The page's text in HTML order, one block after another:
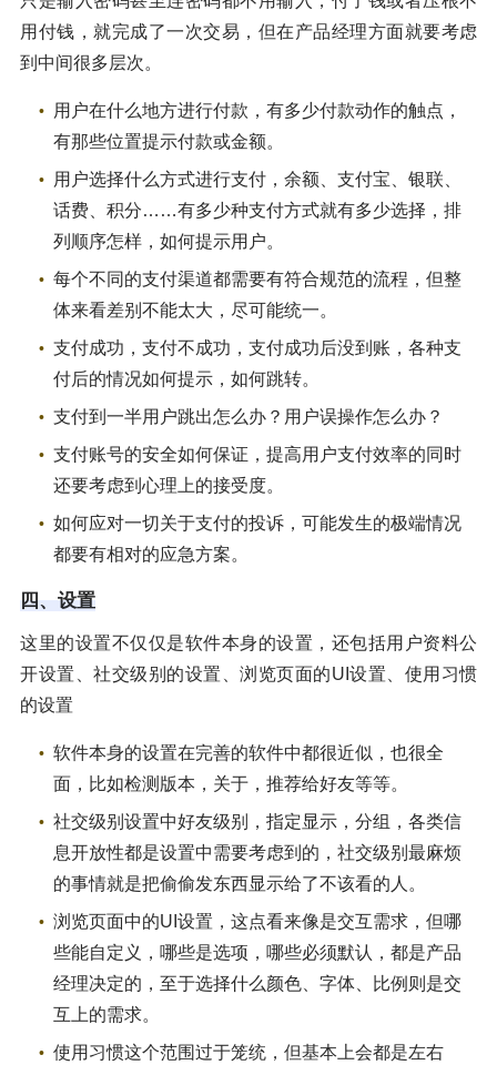
用付钱，就完成了一次交易，但在产品经理方面就要考虑
到中间很多层次。
用户在什么地方进行付款，有多少付款动作的触点，
有那些位置提示付款或金额。
用户选择什么方式进行支付，余额、支付宝、银联、
话费、积分……有多少种支付方式就有多少选择，排
列顺序怎样，如何提示用户。
每个不同的支付渠道都需要有符合规范的流程，但整
体来看差别不能太大，尽可能统一。
支付成功，支付不成功，支付成功后没到账，各种支
付后的情况如何提示，如何跳转。
支付到一半用户跳出怎么办？用户误操作怎么办？
支付账号的安全如何保证，提高用户支付效率的同时
还要考虑到心理上的接受度。
如何应对一切关于支付的投诉，可能发生的极端情况
都要有相对的应急方案。
四、设置
这里的设置不仅仅是软件本身的设置，还包括用户资料公
开设置、社交级别的设置、浏览页面的UI设置、使用习惯
的设置
软件本身的设置在完善的软件中都很近似，也很全
面，比如检测版本，关于，推荐给好友等等。
社交级别设置中好友级别，指定显示，分组，各类信
息开放性都是设置中需要考虑到的，社交级别最麻烦
的事情就是把偷偷发东西显示给了不该看的人。
浏览页面中的UI设置，这点看来像是交互需求，但哪
些能自定义，哪些是选项，哪些必须默认，都是产品
经理决定的，至于选择什么颜色、字体、比例则是交
互上的需求。
使用习惯这个范围过于笼统，但基本上会都是左右